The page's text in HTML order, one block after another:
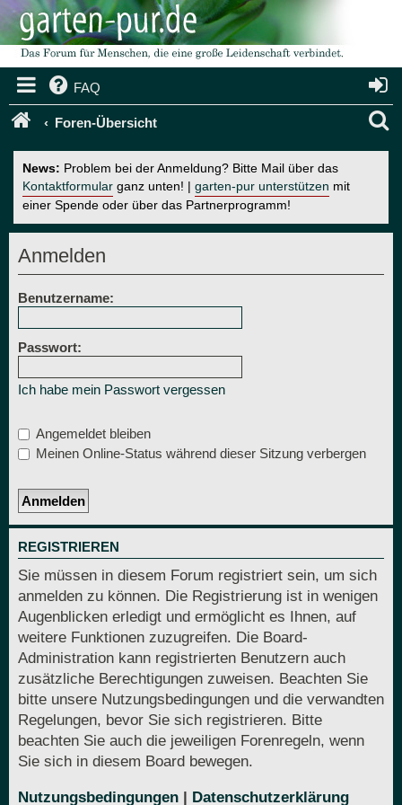
FAQ
Foren-Übersicht
News: Problem bei der Anmeldung? Bitte Mail über das
Kontaktformular ganz unten! | garten-pur unterstützen mit
einer Spende oder über das Partnerprogramm!
Anmelden
Benutzername:
Passwort:
Ich habe mein Passwort vergessen
Angemeldet bleiben
Meinen Online-Status während dieser Sitzung verbergen
REGISTRIEREN
Sie müssen in diesem Forum registriert sein, um sich
anmelden zu können. Die Registrierung ist in wenigen
Augenblicken erledigt und ermöglicht es Ihnen, auf
weitere Funktionen zuzugreifen. Die Board-
Administration kann registrierten Benutzern auch
zusätzliche Berechtigungen zuweisen. Beachten Sie
bitte unsere Nutzungsbedingungen und die verwandten
Regelungen, bevor Sie sich registrieren. Bitte
beachten Sie auch die jeweiligen Forenregeln, wenn
Sie sich in diesem Board bewegen.
Nutzungsbedingungen | Datenschutzerklärung